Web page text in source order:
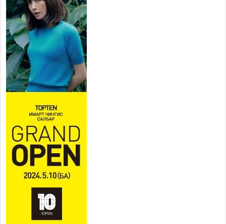
Усархаг аадар бороо орж
байгаа тул аюулгүй байдлаа
хангаж, үер усны аюулаас
сэрэмжлэхийг нийслэлийн
Онцгой байдлын газраас анхааруулж байна
2026 оны 7 сар 20 / 9 цаг 09 минут
311 алба хаагч, 119 техник хэрэгсэлтэй ажиллаж
үер усны аюул, болзошгүй эрсдэлээс сэргийлж
байна
Аяллаа зөв төлөвлөхийг иргэдэд зөвлөж байна
2026 оны 7 сар 16 / 11 цаг 50 минут
Үер усны болзошгүй аюулаас сэргийлж,
холбогдох байгууллагууд өндөржүүлсэн бэлэн
байдалд ажиллаж байна
2026 оны 7 сар 15 / 13 цаг 06 минут
“Дэлхийн адууны өдөр”-т 15000 морьтон оролцож
2026 оны 7 сар 15 / 11 цаг 51 минут